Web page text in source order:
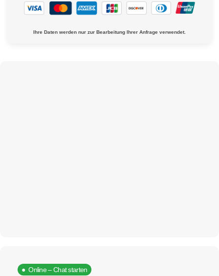
Ihre Daten werden nur zur Bearbeitung Ihrer Anfrage verwendet.
● Online – Chat starten